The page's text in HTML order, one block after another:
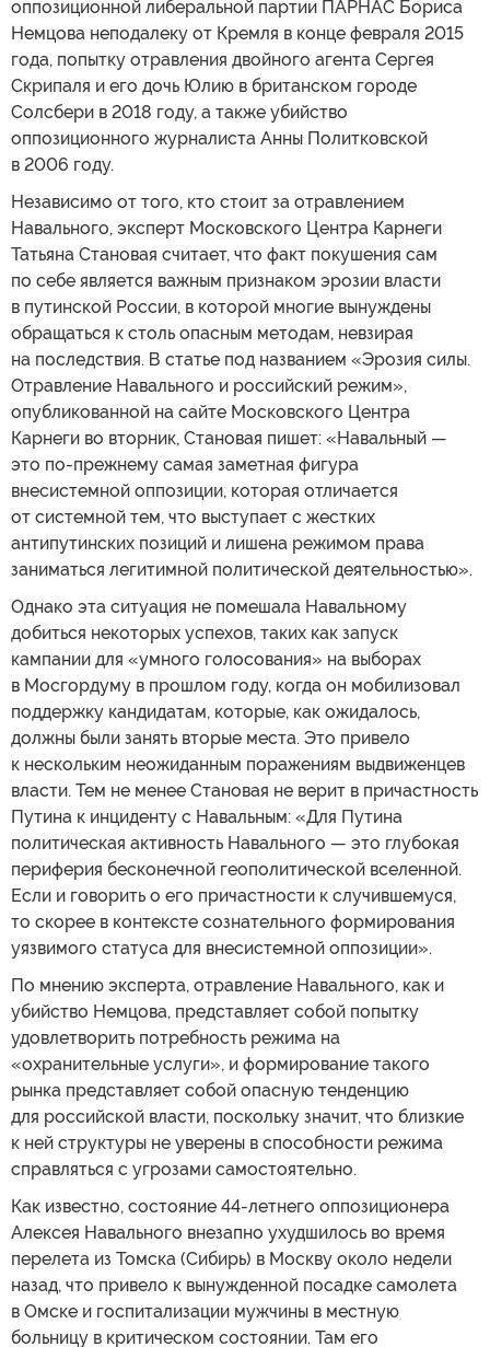
оппозиционной либеральной партии ПАРНАС Бориса
Немцова неподалеку от Кремля в конце февраля 2015
года, попытку отравления двойного агента Сергея
Скрипаля и его дочь Юлию в британском городе
Солсбери в 2018 году, а также убийство
оппозиционного журналиста Анны Политковской
в 2006 году.
Независимо от того, кто стоит за отравлением
Навального, эксперт Московского Центра Карнеги
Татьяна Становая считает, что факт покушения сам
по себе является важным признаком эрозии власти
в путинской России, в которой многие вынуждены
обращаться к столь опасным методам, невзирая
на последствия. В статье под названием «Эрозия силы.
Отравление Навального и российский режим»,
опубликованной на сайте Московского Центра
Карнеги во вторник, Становая пишет: «Навальный —
это по-прежнему самая заметная фигура
внесистемной оппозиции, которая отличается
от системной тем, что выступает с жестких
антипутинских позиций и лишена режимом права
заниматься легитимной политической деятельностью».
Однако эта ситуация не помешала Навальному
добиться некоторых успехов, таких как запуск
кампании для «умного голосования» на выборах
в Мосгордуму в прошлом году, когда он мобилизовал
поддержку кандидатам, которые, как ожидалось,
должны были занять вторые места. Это привело
к нескольким неожиданным поражениям выдвиженцев
власти. Тем не менее Становая не верит в причастность
Путина к инциденту с Навальным: «Для Путина
политическая активность Навального — это глубокая
периферия бесконечной геополитической вселенной.
Если и говорить о его причастности к случившемуся,
то скорее в контексте сознательного формирования
уязвимого статуса для внесистемной оппозиции».
По мнению эксперта, отравление Навального, как и
убийство Немцова, представляет собой попытку
удовлетворить потребность режима на
«охранительные услуги», и формирование такого
рынка представляет собой опасную тенденцию
для российской власти, поскольку значит, что близкие
к ней структуры не уверены в способности режима
справляться с угрозами самостоятельно.
Как известно, состояние 44-летнего оппозиционера
Алексея Навального внезапно ухудшилось во время
перелета из Томска (Сибирь) в Москву около недели
назад, что привело к вынужденной посадке самолета
в Омске и госпитализации мужчины в местную
больницу в критическом состоянии. Там его